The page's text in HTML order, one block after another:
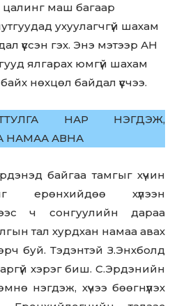
цалинг маш багаар
ухуулагчгүй шахам
үүссэн гэх. Энэ мэтээр АН
ялгарах юмгүй шахам
нөхцөл байдал үүсчээ.
НАР НЭГДЭЖ,
НАМАА АВНА
байгаа тамгыг хүчин
ерөнхийдөө хүлээн
ч сонгуулийн дараа
тал хурдхан намаа авах
буй. Тэдэнтэй З.Энхболд
хэрэг биш. С.Эрдэнийн
нэгдэж, хүчээ бөөгнүүлэх